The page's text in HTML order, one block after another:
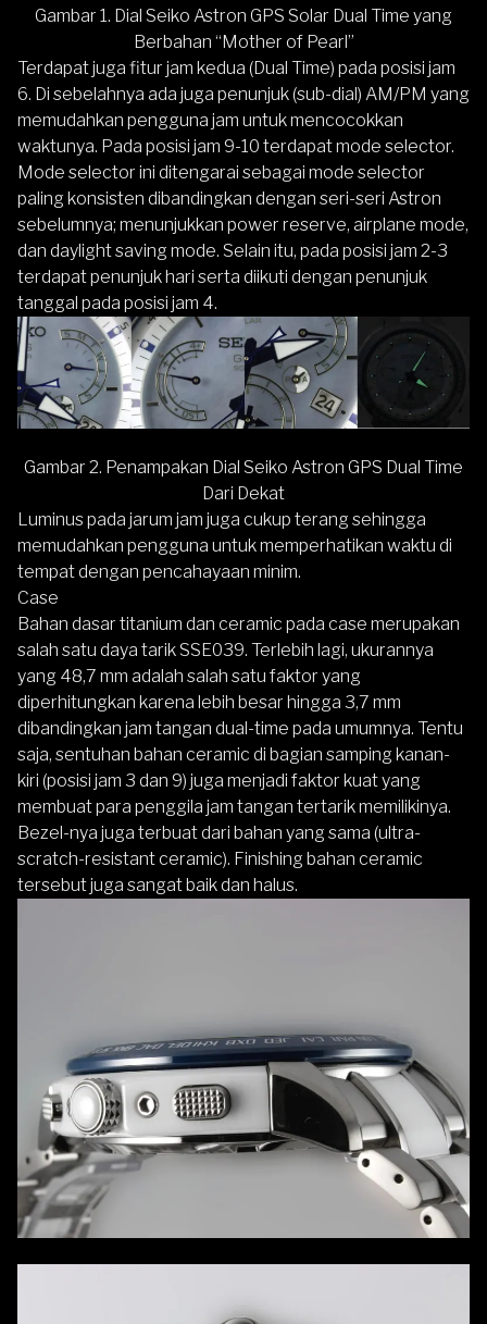
Gambar 1. Dial Seiko Astron GPS Solar Dual Time yang
Berbahan “Mother of Pearl”
Terdapat juga fitur jam kedua (Dual Time) pada posisi jam
6. Di sebelahnya ada juga penunjuk (sub-dial) AM/PM yang
memudahkan pengguna jam untuk mencocokkan
waktunya. Pada posisi jam 9-10 terdapat mode selector.
Mode selector ini ditengarai sebagai mode selector
paling konsisten dibandingkan dengan seri-seri Astron
sebelumnya; menunjukkan power reserve, airplane mode,
dan daylight saving mode. Selain itu, pada posisi jam 2-3
terdapat penunjuk hari serta diikuti dengan penunjuk
tanggal pada posisi jam 4.
Gambar 2. Penampakan Dial Seiko Astron GPS Dual Time
Dari Dekat
Luminus pada jarum jam juga cukup terang sehingga
memudahkan pengguna untuk memperhatikan waktu di
tempat dengan pencahayaan minim.
Case
Bahan dasar titanium dan ceramic pada case merupakan
salah satu daya tarik SSE039. Terlebih lagi, ukurannya
yang 48,7 mm adalah salah satu faktor yang
diperhitungkan karena lebih besar hingga 3,7 mm
dibandingkan jam tangan dual-time pada umumnya. Tentu
saja, sentuhan bahan ceramic di bagian samping kanan-
kiri (posisi jam 3 dan 9) juga menjadi faktor kuat yang
membuat para penggila jam tangan tertarik memilikinya.
Bezel-nya juga terbuat dari bahan yang sama (ultra-
scratch-resistant ceramic). Finishing bahan ceramic
tersebut juga sangat baik dan halus.